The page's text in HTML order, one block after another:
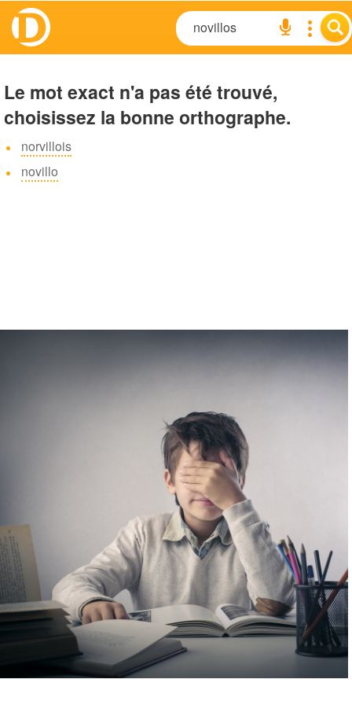
Le mot exact n'a pas été trouvé,
choisissez la bonne orthographe.
norvillois
novillo